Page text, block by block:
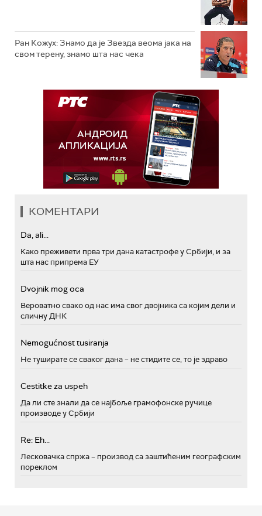
Ран Кожух: Знамо да је Звезда веома јака на
свом терену, знамо шта нас чека
КОМЕНТАРИ
Da, ali...
Како преживети прва три дана катастрофе у Србији, и за
шта нас припрема ЕУ
Dvojnik mog oca
Вероватно свако од нас има свог двојника са којим дели и
сличну ДНК
Nemogućnost tusiranja
Не туширате се сваког дана – не стидите се, то је здраво
Cestitke za uspeh
Да ли сте знали да се најбоље грамофонске ручице
производе у Србији
Re: Eh...
Лесковачка спржа – производ са заштићеним географским
пореклом